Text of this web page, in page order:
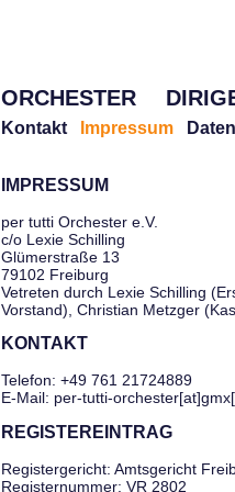
ORCHESTER
Kontakt Impressum
IMPRESSUM
per tutti Orchester e.V.
c/o Lexie Schilling
Glümerstraße 13
79102 Freiburg
Vetreten durch Lexie Schilling
Vorstand), Christian Metzger
KONTAKT
Telefon: +49 761 21724889
E-Mail: per-tutti-
REGISTEREINTRAG
Registergericht: Amtsgericht
Registernummer: VR 2802